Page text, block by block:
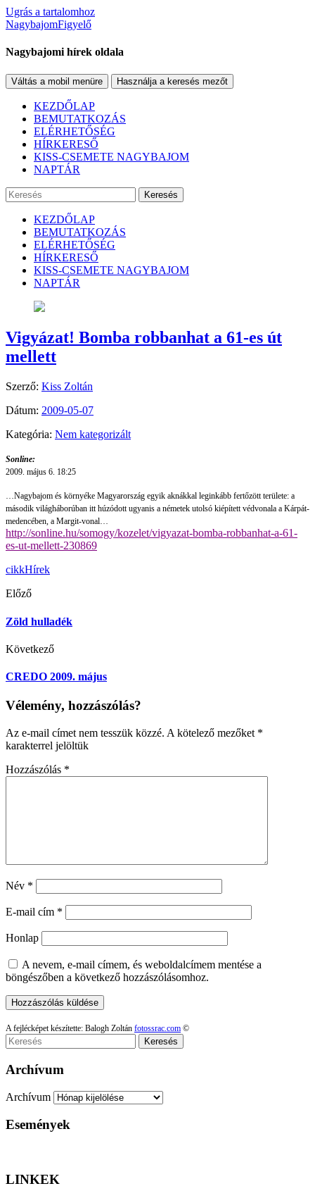
Ugrás a tartalomhoz
NagybajomFigyelő
Nagybajomi hírek oldala
Váltás a mobil menüre Használja a keresés mezőt
KEZDŐLAP
BEMUTATKOZÁS
ELÉRHETŐSÉG
HÍRKERESŐ
KISS-CSEMETE NAGYBAJOM
NAPTÁR
Keresés
KEZDŐLAP
BEMUTATKOZÁS
ELÉRHETŐSÉG
HÍRKERESŐ
KISS-CSEMETE NAGYBAJOM
NAPTÁR
Vigyázat! Bomba robbanhat a 61-es út
mellett
Szerző: Kiss Zoltán
Dátum: 2009-05-07
Kategória: Nem kategorizált
Sonline:
2009. május 6. 18:25
…Nagybajom és környéke Magyarország egyik aknákkal leginkább fertőzött területe: a
második világháborúban itt húzódott ugyanis a németek utolsó kiépített védvonala a Kárpát-
medencében, a Margit-vonal…
http://sonline.hu/somogy/kozelet/vigyazat-bomba-robbanhat-a-61-
es-ut-mellett-230869
cikkHírek
Előző
Zöld hulladék
Következő
CREDO 2009. május
Vélemény, hozzászólás?
Az e-mail címet nem tesszük közzé. A kötelező mezőket *
karakterrel jelöltük
Hozzászólás *
Név *
E-mail cím *
Honlap
A nevem, e-mail címem, és weboldalcímem mentése a
böngészőben a következő hozzászólásomhoz.
A fejlécképet készítette: Balogh Zoltán fotossrac.com ©
Keresés
Archívum
Archívum
Események
LINKEK